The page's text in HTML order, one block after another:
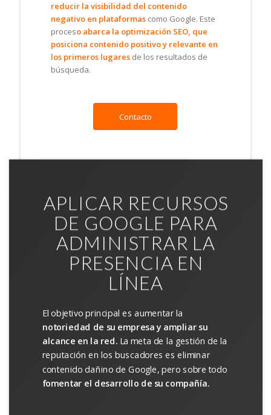
reducir la visibilidad del contenido
negativo en plataformascomo Google. Este
proceso abarca la optimización SEO, que
posiciona contenido positivo y relevante en
los primeros lugaresde los resultados de
búsqueda.
Contacto
APLICAR RECURSOS
DE GOOGLE PARA
ADMINISTRAR LA
PRESENCIA EN
LÍNEA
El objetivo principal es aumentar la
notoriedad de su empresa y ampliar su
alcance en la red.La meta de la gestión de la
reputación en los buscadores es eliminar
contenido dañino de Google, pero sobre todo
fomentar el desarrollo de su compañía.